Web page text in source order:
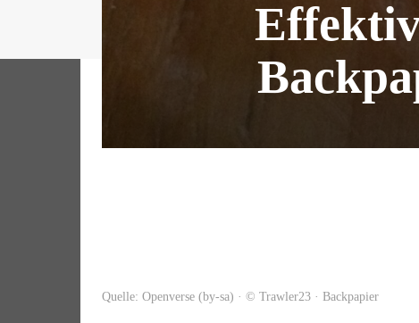
Quelle: Openverse (by-sa) · © Trawler23 · Backpapier